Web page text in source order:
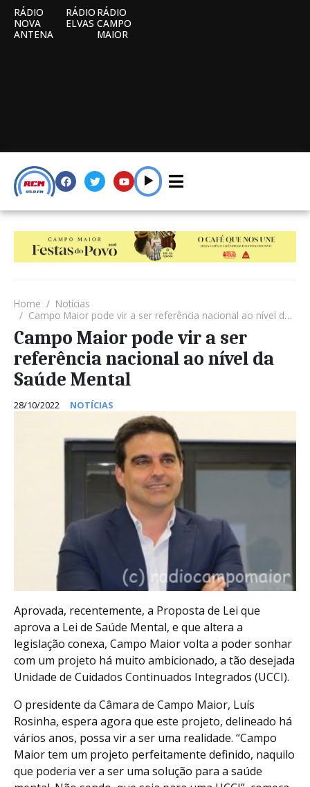
RÁDIO
NOVA
ANTENA
RÁDIO
ELVAS
RÁDIO
CAMPO
MAIOR
Home
Notícias
Campo Maior pode vir a ser referência nacional ao nível da Saúde Mental
Campo Maior pode vir a ser
referência nacional ao nível da
Saúde Mental
28/10/2022 NOTÍCIAS
Aprovada, recentemente, a Proposta de Lei que
aprova a Lei de Saúde Mental, e que altera a
legislação conexa, Campo Maior volta a poder sonhar
com um projeto há muito ambicionado, a tão desejada
Unidade de Cuidados Continuados Integrados (UCCI).
O presidente da Câmara de Campo Maior, Luís
Rosinha, espera agora que este projeto, delineado há
vários anos, possa vir a ser uma realidade. “Campo
Maior tem um projeto perfeitamente definido, naquilo
que poderia ver a ser uma solução para a saúde